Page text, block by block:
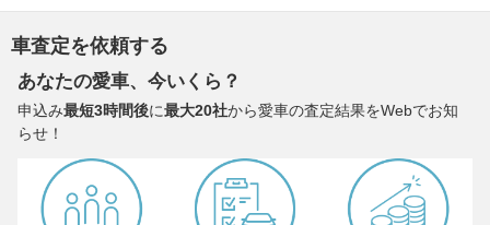
車査定を依頼する
あなたの愛車、今いくら？
申込み最短3時間後に最大20社から愛車の査定結果をWebでお知
らせ！